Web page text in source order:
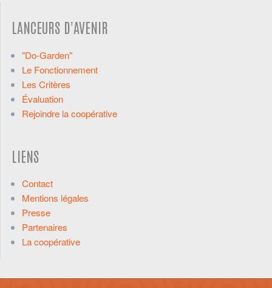
LANCEURS D'AVENIR
"Do-Garden"
Le Fonctionnement
Les Critères
Évaluation
Rejoindre la coopérative
LIENS
Contact
Mentions légales
Presse
Partenaires
La coopérative